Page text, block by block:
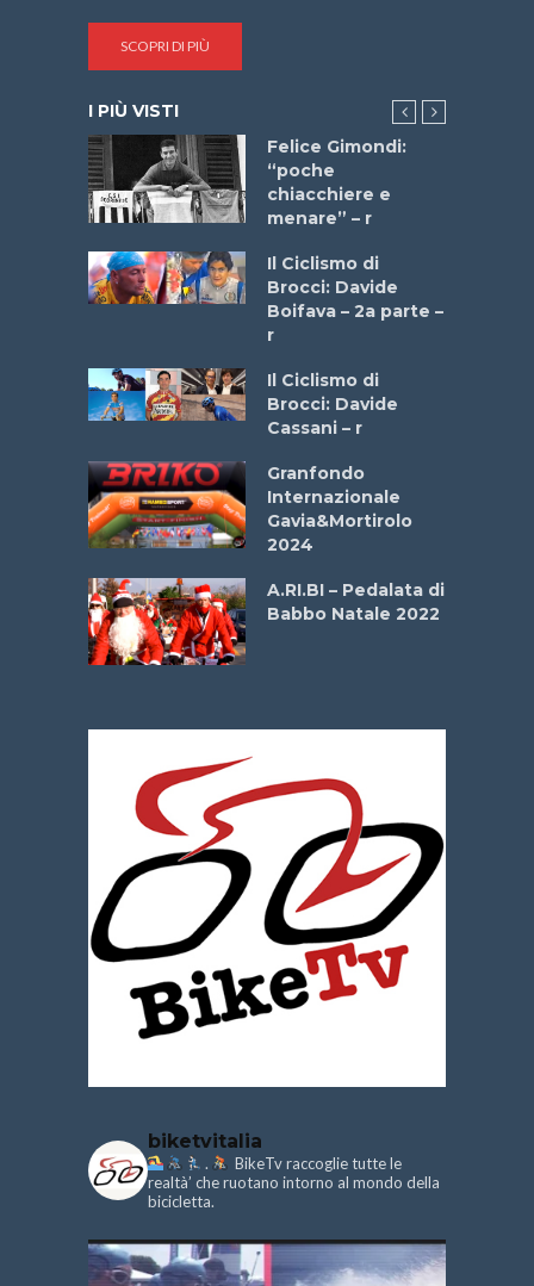
SCOPRI DI PIÙ
I PIÙ VISTI
Felice Gimondi:
“poche
chiacchiere e
menare” – r
Il Ciclismo di
Brocci: Davide
Boifava – 2a parte –
r
Il Ciclismo di
Brocci: Davide
Cassani – r
Granfondo
Internazionale
Gavia&Mortirolo
2024
A.RI.BI – Pedalata di
Babbo Natale 2022
biketvitalia
.
BikeTv raccoglie tutte le
realtà’ che ruotano intorno al mondo della
bicicletta.